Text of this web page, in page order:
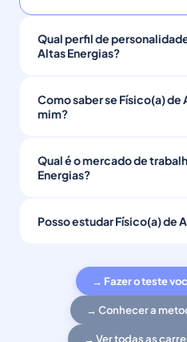
Qual perfil de
Altas Energias?
Como saber se Físico(a) de
mim?
Qual é o mercado de
Energias?
Posso estudar Físico(a) de
→ Fazer o teste
→ Conhecer a
→ Ver todas as